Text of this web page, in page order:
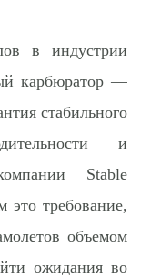
в индустрии
карбюратор —
стабильного
и
Stable
это требование,
объемом
ожидания во